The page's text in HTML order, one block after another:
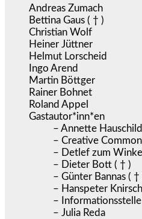
Andreas Zumach
Bettina Gaus ( † )
Christian Wolf
Heiner Jüttner
Helmut Lorscheid
Ingo Arend
Martin Böttger
Rainer Bohnet
Roland Appel
Gastautor*inn*en
– Annette Hauschild
– Creative
– Detlef zum Winkel
– Dieter Bott ( † )
– Günter Bannas ( †
– Hanspeter Knirsch
–
– Julia Reda